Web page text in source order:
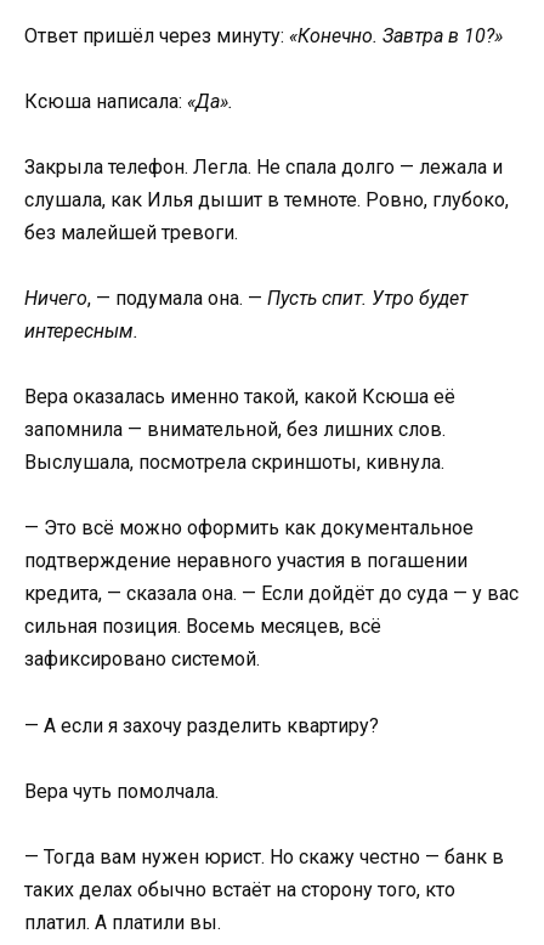
Ответ пришёл через минуту: «Конечно. Завтра в 10?»
Ксюша написала: «Да».
Закрыла телефон. Легла. Не спала долго — лежала и
слушала, как Илья дышит в темноте. Ровно, глубоко,
без малейшей тревоги.
Ничего, — подумала она. — Пусть спит. Утро будет
интересным.
Вера оказалась именно такой, какой Ксюша её
запомнила — внимательной, без лишних слов.
Выслушала, посмотрела скриншоты, кивнула.
— Это всё можно оформить как документальное
подтверждение неравного участия в погашении
кредита, — сказала она. — Если дойдёт до суда — у вас
сильная позиция. Восемь месяцев, всё
зафиксировано системой.
— А если я захочу разделить квартиру?
Вера чуть помолчала.
— Тогда вам нужен юрист. Но скажу честно — банк в
таких делах обычно встаёт на сторону того, кто
платил. А платили вы.